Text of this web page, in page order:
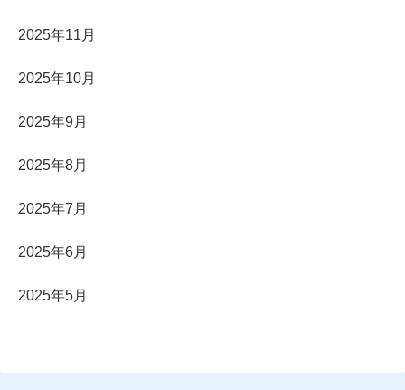
2025年11月
2025年10月
2025年9月
2025年8月
2025年7月
2025年6月
2025年5月